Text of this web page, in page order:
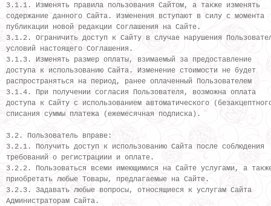
3.1.1. Изменять правила пользования Сайтом, а также изменять
содержание данного Сайта. Изменения вступают в силу с момента
публикации новой редакции Соглашения на Сайте.
3.1.2. Ограничить доступ к Сайту в случае нарушения
условий настоящего Соглашения.
3.1.3. Изменять размер оплаты, взимаемый за предоставление
доступа к использованию Сайта. Изменение стоимости не будет
распространяться на период, ранее оплаченный Пользователем
3.1.4. При получении согласия Пользователя, возможна оплата
доступа к Сайту с использованием автоматического
списания суммы платежа (ежемесячная подписка).
3.2. Пользователь вправе:
3.2.1. Получить доступ к использованию Сайта после соблюдения
требований о регистрациии и оплате.
3.2.2. Пользоваться всеми имеющимися на Сайте услугами, а
приобретать любые Товары, предлагаемые на Сайте.
3.2.3. Задавать любые вопросы, относящиеся к услугам Сайта
Администраторам Сайта.